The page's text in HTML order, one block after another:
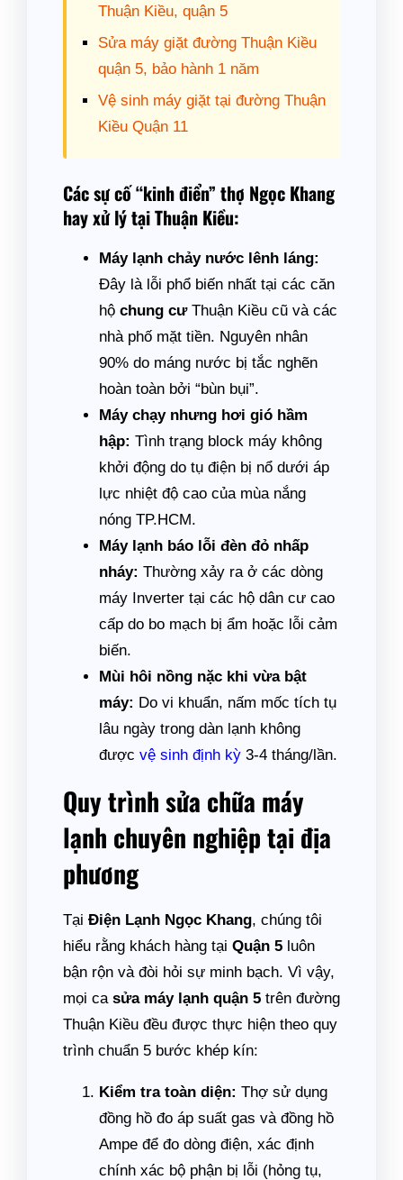
Thuận Kiều, quận 5
Sửa máy giặt đường Thuận Kiều
quận 5, bảo hành 1 năm
Vệ sinh máy giặt tại đường Thuận
Kiều Quận 11
Các sự cố “kinh điển” thợ Ngọc Khang
hay xử lý tại Thuận Kiều:
Máy lạnh chảy nước lênh láng:
Đây là lỗi phổ biến nhất tại các căn
hộ chung cưThuận Kiều cũ và các
nhà phố mặt tiền. Nguyên nhân
90% do máng nước bị tắc nghẽn
hoàn toàn bởi “bùn bụi”.
Máy chạy nhưng hơi gió hầm
hập: Tình trạng block máy không
khởi động do tụ điện bị nổ dưới áp
lực nhiệt độ cao của mùa nắng
nóng TP.HCM.
Máy lạnh báo lỗi đèn đỏ nhấp
nháy: Thường xảy ra ở các dòng
máy Inverter tại các hộ dân cư cao
cấp do bo mạch bị ẩm hoặc lỗi cảm
biến.
Mùi hôi nồng nặc khi vừa bật
máy: Do vi khuẩn, nấm mốc tích tụ
lâu ngày trong dàn lạnh không
được vệ sinh định kỳ 3-4 tháng/lần.
Quy trình sửa chữa máy
lạnh chuyên nghiệp tại địa
phương
Tại Điện Lạnh Ngọc Khang, chúng tôi
hiểu rằng khách hàng tại Quận 5 luôn
bận rộn và đòi hỏi sự minh bạch. Vì vậy,
mọi ca sửa máy lạnh quận 5 trên đường
Thuận Kiều đều được thực hiện theo quy
trình chuẩn 5 bước khép kín:
Kiểm tra toàn diện: Thợ sử dụng
đồng hồ đo áp suất gas và đồng hồ
Ampe để đo dòng điện, xác định
chính xác bộ phận bị lỗi (hỏng tụ,